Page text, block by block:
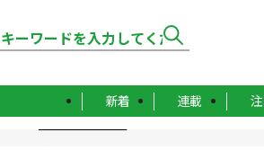
新着 連載